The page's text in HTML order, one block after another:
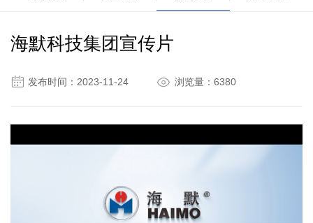
海默科技集团宣传片
 发布时间：2023-11-24  浏览量：6380